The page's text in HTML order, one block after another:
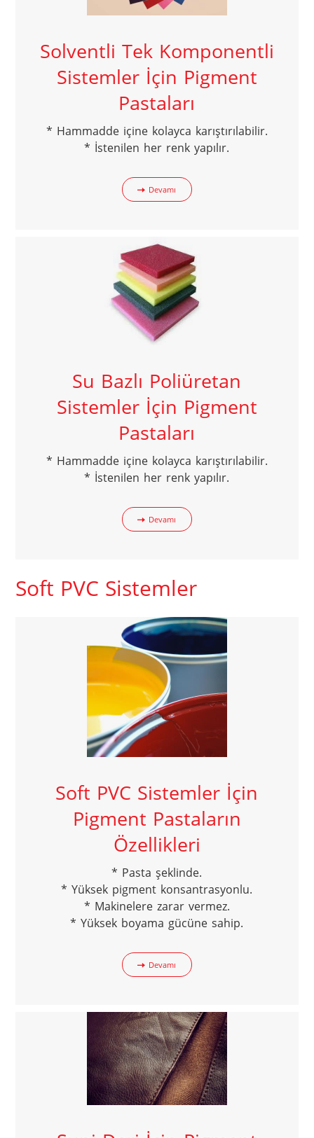
Solventli Tek Komponentli
Sistemler İçin Pigment
Pastaları
* Hammadde içine kolayca karıştırılabilir.
* İstenilen her renk yapılır.
Devamı
Su Bazlı Poliüretan
Sistemler İçin Pigment
Pastaları
* Hammadde içine kolayca karıştırılabilir.
* İstenilen her renk yapılır.
Devamı
Soft PVC Sistemler
Soft PVC Sistemler İçin
Pigment Pastaların
Özellikleri
* Pasta şeklinde.
* Yüksek pigment konsantrasyonlu.
* Makinelere zarar vermez.
* Yüksek boyama gücüne sahip.
Devamı